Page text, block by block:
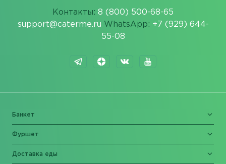
Контакты: 8 (800) 500-68-65
support@caterme.ru WhatsApp: +7 (929) 644-
55-08
Банкет
Фуршет
Доставка еды